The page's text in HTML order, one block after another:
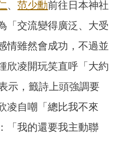
、范少勳前往日本神社
「交流變得廣泛、大受
情雖然會成功，不過並
欣凌開玩笑直呼「大約
示，籤詩上頭強調要
凌自嘲「總比我不來
「我的還要我主動聯